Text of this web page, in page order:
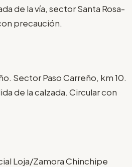
de la vía, sector Santa Rosa-
precaución.
Sector Paso Carreño, km 10.
de la calzada. Circular con
Loja/Zamora Chinchipe